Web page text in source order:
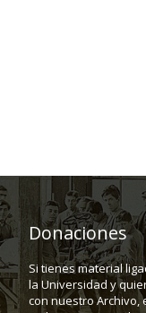
Donaciones
Si tienes material
la Universidad y
con nuestro Archivo,